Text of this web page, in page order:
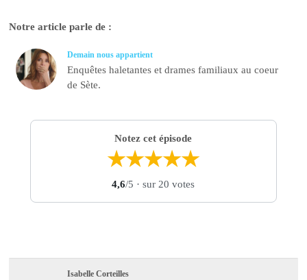
Notre article parle de :
Demain nous appartient
Enquêtes haletantes et drames familiaux au coeur
de Sète.
Notez cet épisode
★★★★★
4,6/5 · sur 20 votes
Isabelle Corteilles